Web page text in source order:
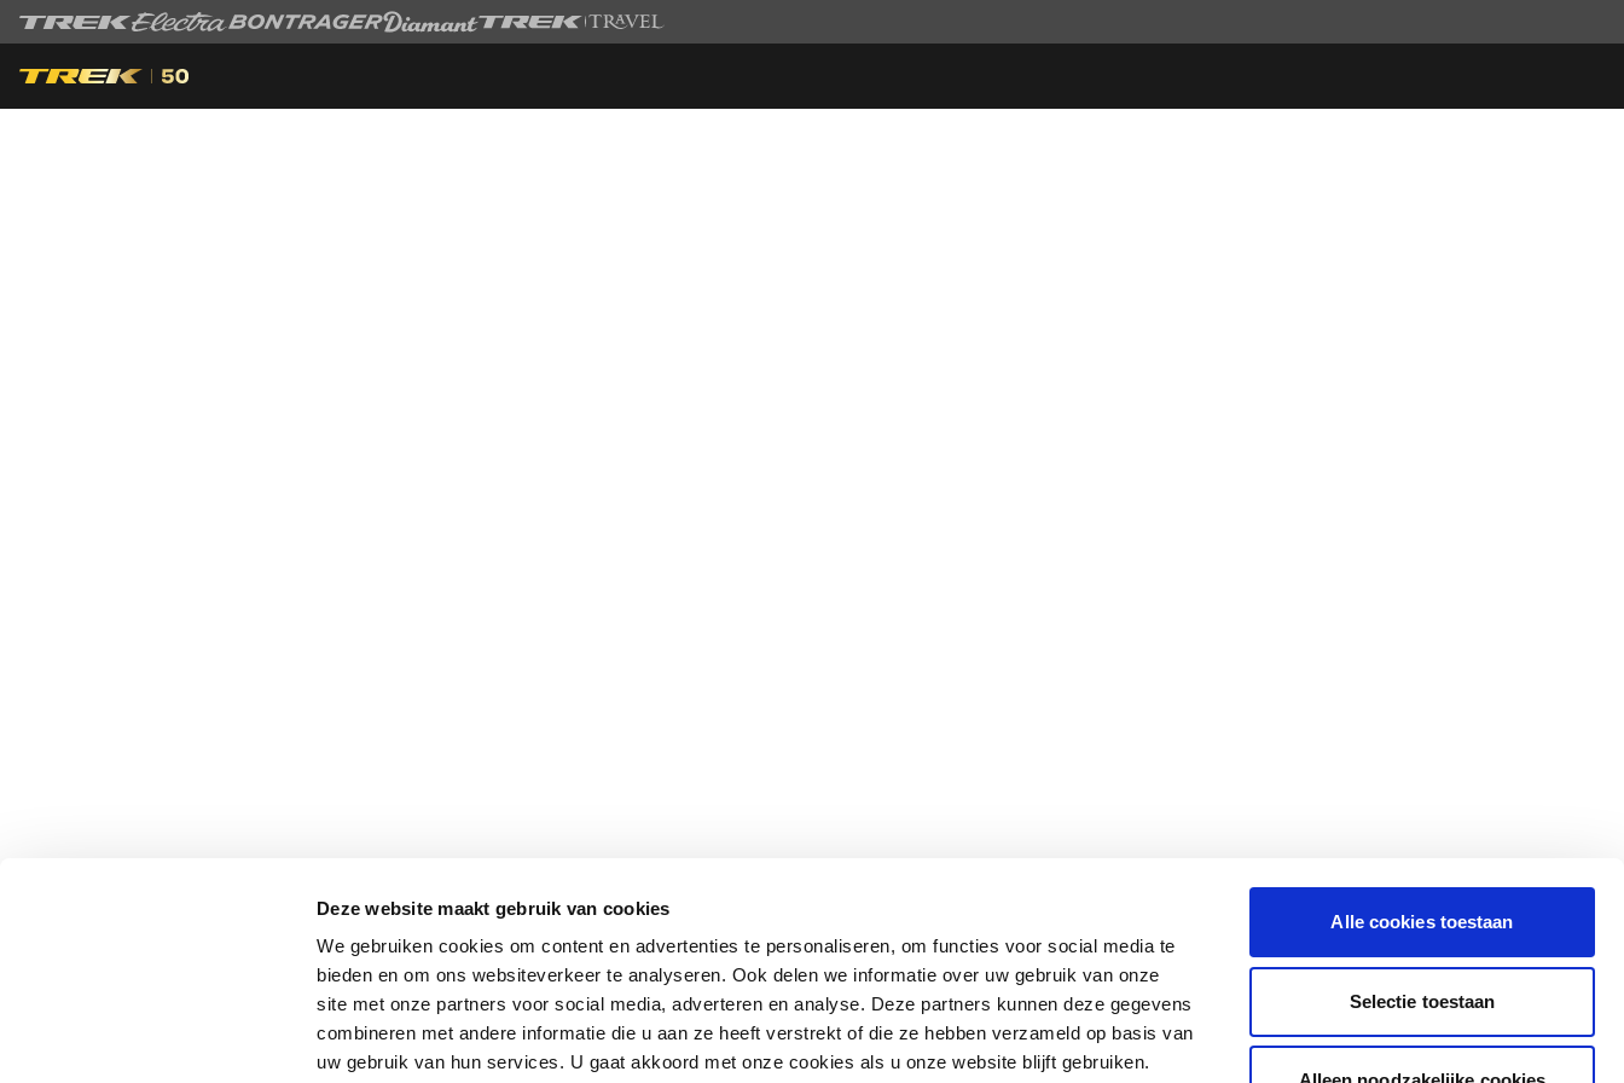
Deze website maakt gebruik van cookies
We gebruiken cookies om content en advertenties te personaliseren, om functies voor social media te
bieden en om ons websiteverkeer te analyseren. Ook delen we informatie over uw gebruik van onze
site met onze partners voor social media, adverteren en analyse. Deze partners kunnen deze gegevens
combineren met andere informatie die u aan ze heeft verstrekt of die ze hebben verzameld op basis van
uw gebruik van hun services. U gaat akkoord met onze cookies als u onze website blijft gebruiken.
Alle cookies toestaan
Selectie toestaan